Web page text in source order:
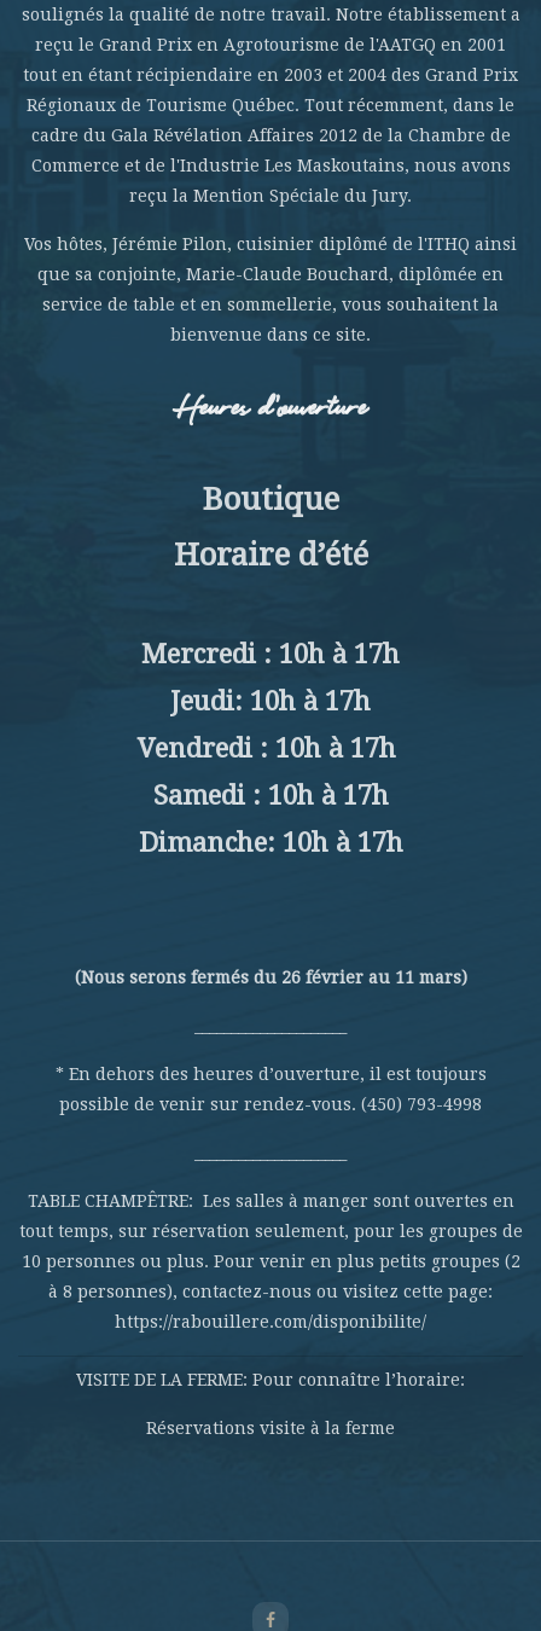
soulignés la qualité de notre travail. Notre établissement a
reçu le Grand Prix en Agrotourisme de l'AATGQ en 2001
tout en étant récipiendaire en 2003 et 2004 des Grand Prix
Régionaux de Tourisme Québec. Tout récemment, dans le
cadre du Gala Révélation Affaires 2012 de la Chambre de
Commerce et de l'Industrie Les Maskoutains, nous avons
reçu la Mention Spéciale du Jury.
Vos hôtes, Jérémie Pilon, cuisinier diplômé de l'ITHQ ainsi
que sa conjointe, Marie-Claude Bouchard, diplômée en
service de table et en sommellerie, vous souhaitent la
bienvenue dans ce site.
Heures d’ouverture
Boutique
Horaire d’été
Mercredi : 10h à 17h
Jeudi: 10h à 17h
Vendredi : 10h à 17h
Samedi : 10h à 17h
Dimanche: 10h à 17h
(Nous serons fermés du 26 février au 11 mars)
* En dehors des heures d’ouverture, il est toujours
possible de venir sur rendez-vous. (450) 793-4998
TABLE CHAMPÊTRE: Les salles à manger sont ouvertes en
tout temps, sur réservation seulement, pour les groupes de
10 personnes ou plus. Pour venir en plus petits groupes (2
à 8 personnes), contactez-nous ou visitez cette page:
https://rabouillere.com/disponibilite/
VISITE DE LA FERME: Pour connaître l’horaire:
Réservations visite à la ferme